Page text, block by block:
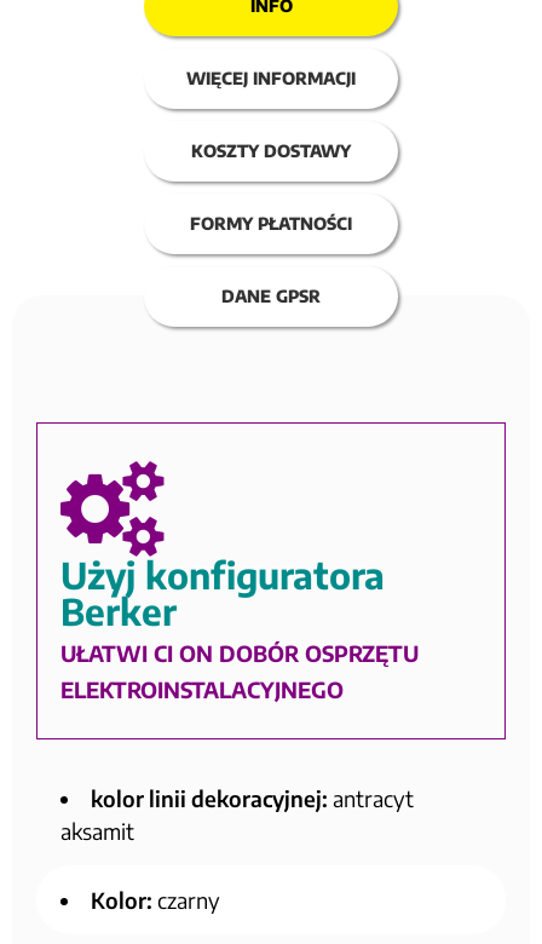
INFO
WIĘCEJ INFORMACJI
KOSZTY DOSTAWY
FORMY PŁATNOŚCI
DANE GPSR
Użyj konfiguratora
Berker
UŁATWI CI ON DOBÓR OSPRZĘTU
ELEKTROINSTALACYJNEGO
kolor linii dekoracyjnej: antracyt
aksamit
Kolor: czarny